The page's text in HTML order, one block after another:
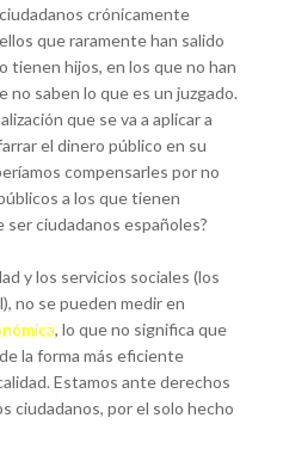
crónicamente
que raramente han salido
tienen hijos, en los que no han
no saben lo que es un juzgado.
que se va a aplicar a
el dinero público en su
compensarles por no
a los que tienen
ciudadanos españoles?
y los servicios sociales (los
no se pueden medir en
, lo que no significa que
la forma más eficiente
Estamos ante derechos
ciudadanos, por el solo hecho